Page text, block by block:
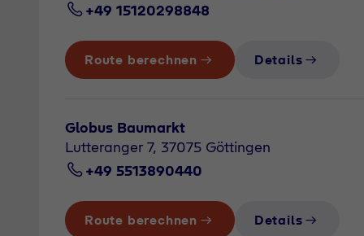
+49 15120298848
Route berechnen Details
Globus Baumarkt
Lutteranger 7, 37075 Göttingen
+49 5513890440
Route berechnen Details